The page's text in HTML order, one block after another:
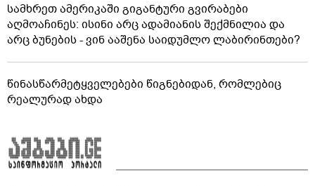
სამხრეთ ამერიკაში გიგანტური გვირაბები
აღმოაჩინეს: ისინი არც ადამიანის შექმნილია და
არც ბუნების - ვინ ააშენა საიდუმლო ლაბირინთები?
წინასწარმეტყველებები წიგნებიდან, რომლებიც
რეალურად ახდა